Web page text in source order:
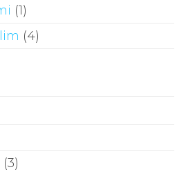
(1)
(4)
(3)